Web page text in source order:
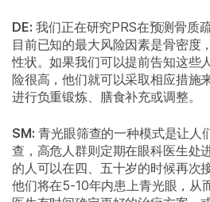
DE: 我们正在研究PRS在预测骨质
目前已知的最大风险因素是骨密度
性状。如果我们可以提前告知这些
险很高，他们就可以采取相应措施
进行负重锻炼、膳食补充或调整。
SM: 青光眼筛查的一种模式是让人
查，高危人群则定期在眼科医生处
的人可以在四、五十岁的时候再次
他们将在5-10年内患上青光眼，从